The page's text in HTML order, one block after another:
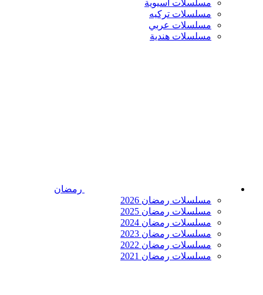
مسلسلات اسيوية
مسلسلات تركيه
مسلسلات عربي
مسلسلات هندية
رمضان
مسلسلات رمضان 2026
مسلسلات رمضان 2025
مسلسلات رمضان 2024
مسلسلات رمضان 2023
مسلسلات رمضان 2022
مسلسلات رمضان 2021